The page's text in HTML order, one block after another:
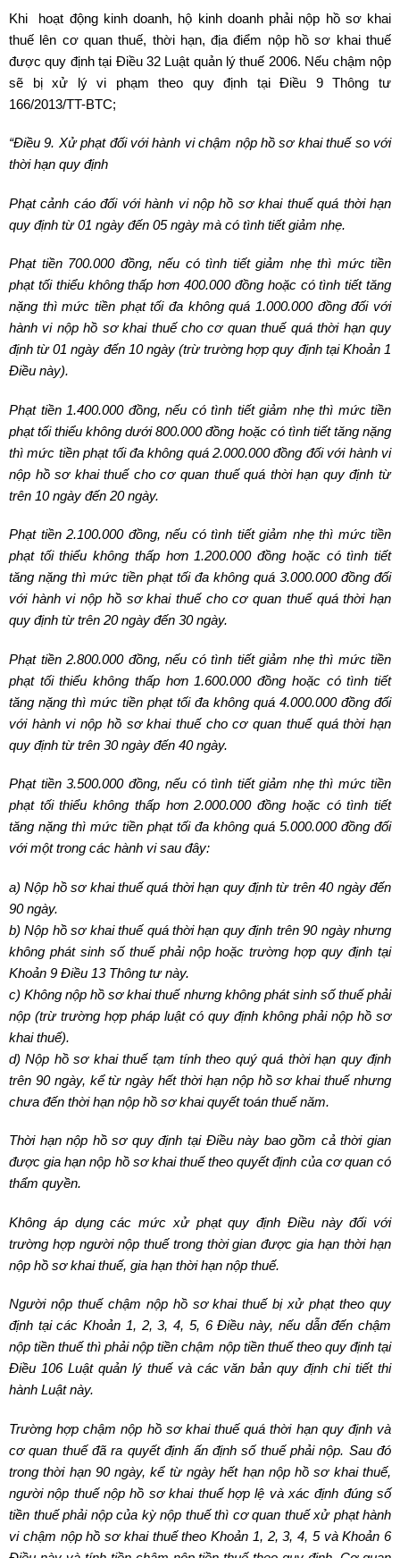
Khi hoạt động kinh doanh, hộ kinh doanh phải nộp hồ sơ khai
thuế lên cơ quan thuế, thời hạn, địa điểm nộp hồ sơ khai thuế
được quy định tại Điều 32 Luật quản lý thuế 2006. Nếu chậm nộp
sẽ bị xử lý vi phạm theo quy định tại Điều 9 Thông tư
166/2013/TT-BTC;
“Điều 9. Xử phạt đối với hành vi chậm nộp hồ sơ khai thuế so với
thời hạn quy định
Phạt cảnh cáo đối với hành vi nộp hồ sơ khai thuế quá thời hạn
quy định từ 01 ngày đến 05 ngày mà có tình tiết giảm nhẹ.
Phạt tiền 700.000 đồng, nếu có tình tiết giảm nhẹ thì mức tiền
phạt tối thiểu không thấp hơn 400.000 đồng hoặc có tình tiết tăng
nặng thì mức tiền phạt tối đa không quá 1.000.000 đồng đối với
hành vi nộp hồ sơ khai thuế cho cơ quan thuế quá thời hạn quy
định từ 01 ngày đến 10 ngày (trừ trường hợp quy định tại Khoản 1
Điều này).
Phạt tiền 1.400.000 đồng, nếu có tình tiết giảm nhẹ thì mức tiền
phạt tối thiểu không dưới 800.000 đồng hoặc có tình tiết tăng nặng
thì mức tiền phạt tối đa không quá 2.000.000 đồng đối với hành vi
nộp hồ sơ khai thuế cho cơ quan thuế quá thời hạn quy định từ
trên 10 ngày đến 20 ngày.
Phạt tiền 2.100.000 đồng, nếu có tình tiết giảm nhẹ thì mức tiền
phạt tối thiểu không thấp hơn 1.200.000 đồng hoặc có tình tiết
tăng nặng thì mức tiền phạt tối đa không quá 3.000.000 đồng đối
với hành vi nộp hồ sơ khai thuế cho cơ quan thuế quá thời hạn
quy định từ trên 20 ngày đến 30 ngày.
Phạt tiền 2.800.000 đồng, nếu có tình tiết giảm nhẹ thì mức tiền
phạt tối thiểu không thấp hơn 1.600.000 đồng hoặc có tình tiết
tăng nặng thì mức tiền phạt tối đa không quá 4.000.000 đồng đối
với hành vi nộp hồ sơ khai thuế cho cơ quan thuế quá thời hạn
quy định từ trên 30 ngày đến 40 ngày.
Phạt tiền 3.500.000 đồng, nếu có tình tiết giảm nhẹ thì mức tiền
phạt tối thiểu không thấp hơn 2.000.000 đồng hoặc có tình tiết
tăng nặng thì mức tiền phạt tối đa không quá 5.000.000 đồng đối
với một trong các hành vi sau đây:
a) Nộp hồ sơ khai thuế quá thời hạn quy định từ trên 40 ngày đến
90 ngày.
b) Nộp hồ sơ khai thuế quá thời hạn quy định trên 90 ngày nhưng
không phát sinh số thuế phải nộp hoặc trường hợp quy định tại
Khoản 9 Điều 13 Thông tư này.
c) Không nộp hồ sơ khai thuế nhưng không phát sinh số thuế phải
nộp (trừ trường hợp pháp luật có quy định không phải nộp hồ sơ
khai thuế).
d) Nộp hồ sơ khai thuế tạm tính theo quý quá thời hạn quy định
trên 90 ngày, kể từ ngày hết thời hạn nộp hồ sơ khai thuế nhưng
chưa đến thời hạn nộp hồ sơ khai quyết toán thuế năm.
Thời hạn nộp hồ sơ quy định tại Điều này bao gồm cả thời gian
được gia hạn nộp hồ sơ khai thuế theo quyết định của cơ quan có
thẩm quyền.
Không áp dụng các mức xử phạt quy định Điều này đối với
trường hợp người nộp thuế trong thời gian được gia hạn thời hạn
nộp hồ sơ khai thuế, gia hạn thời hạn nộp thuế.
Người nộp thuế chậm nộp hồ sơ khai thuế bị xử phạt theo quy
định tại các Khoản 1, 2, 3, 4, 5, 6 Điều này, nếu dẫn đến chậm
nộp tiền thuế thì phải nộp tiền chậm nộp tiền thuế theo quy định tại
Điều 106 Luật quản lý thuế và các văn bản quy định chi tiết thi
hành Luật này.
Trường hợp chậm nộp hồ sơ khai thuế quá thời hạn quy định và
cơ quan thuế đã ra quyết định ấn định số thuế phải nộp. Sau đó
trong thời hạn 90 ngày, kể từ ngày hết hạn nộp hồ sơ khai thuế,
người nộp thuế nộp hồ sơ khai thuế hợp lệ và xác định đúng số
tiền thuế phải nộp của kỳ nộp thuế thì cơ quan thuế xử phạt hành
vi chậm nộp hồ sơ khai thuế theo Khoản 1, 2, 3, 4, 5 và Khoản 6